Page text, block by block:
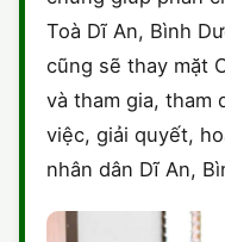
Toà Dĩ An, Bình
cũng sẽ thay mặt
và tham gia, tham
việc, giải quyết,
nhân dân Dĩ An,